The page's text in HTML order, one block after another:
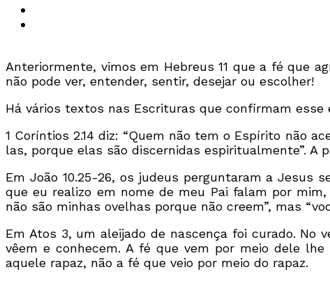
Anteriormente, vimos em Hebreus 11 que a fé que
não pode ver, entender, sentir, desejar ou escolher!
Há vários textos nas Escrituras que confirmam esse
1 Coríntios 2.14 diz: “Quem não tem o Espírito não
las, porque elas são discernidas espiritualmente”. A
Em João 10.25-26, os judeus perguntaram a Jesus
que eu realizo em nome de meu Pai falam por
não são minhas ovelhas porque não creem”, mas
Em Atos 3, um aleijado de nascença foi curado. No
vêem e conhecem. A fé que vem por meio dele
aquele rapaz, não a fé que veio por meio do rapaz.